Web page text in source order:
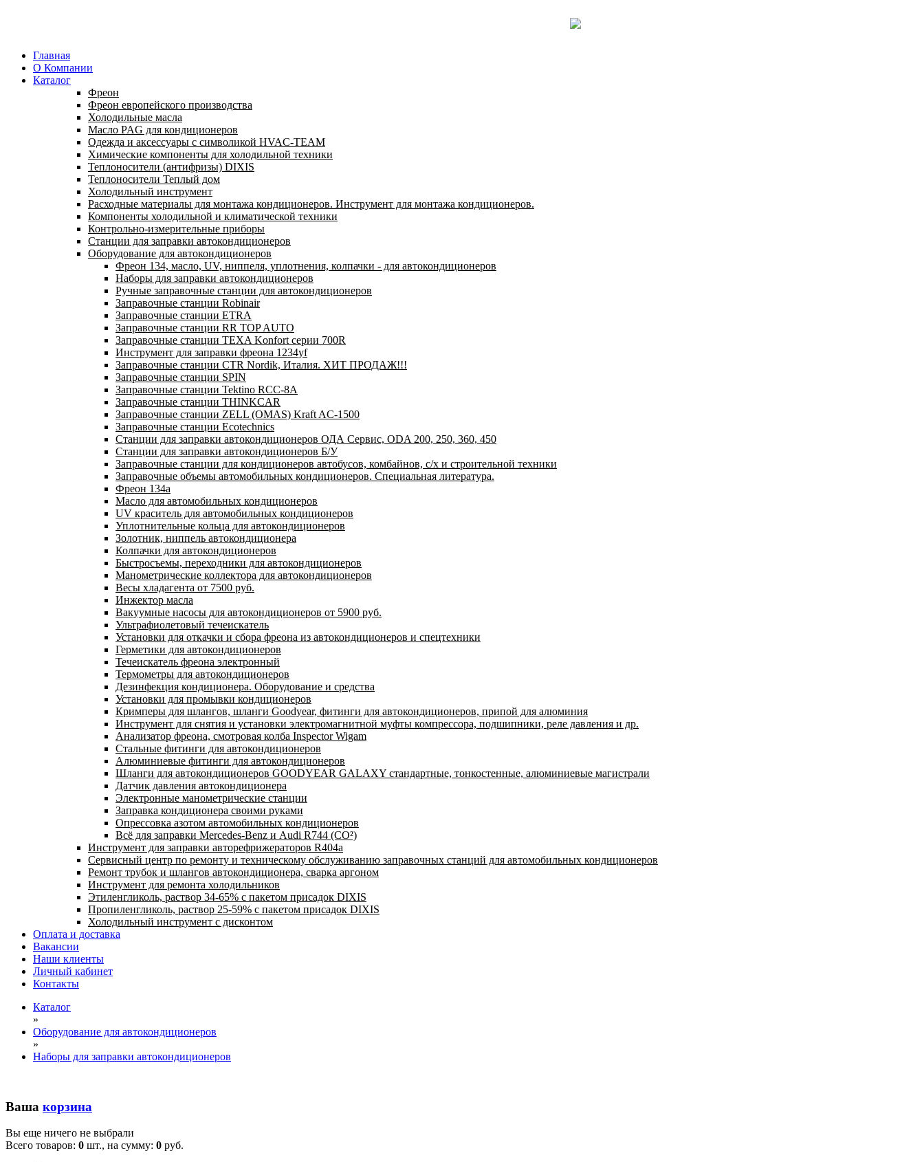
Главная
О Компании
Каталог
Фреон
Фреон европейского производства
Холодильные масла
Масло PAG для кондиционеров
Одежда и аксессуары с символикой HVAC-TEAM
Химические компоненты для холодильной техники
Теплоносители (антифризы) DIXIS
Теплоносители Теплый дом
Холодильный инструмент
Расходные материалы для монтажа кондиционеров. Инструмент для монтажа кондиционеров.
Компоненты холодильной и климатической техники
Контрольно-измерительные приборы
Станции для заправки автокондиционеров
Оборудование для автокондиционеров
Фреон 134, масло, UV, ниппеля, уплотнения, колпачки - для автокондиционеров
Наборы для заправки автокондиционеров
Ручные заправочные станции для автокондиционеров
Заправочные станции Robinair
Заправочные станции ETRA
Заправочные станции RR TOP AUTO
Заправочные станции TEXA Konfort серии 700R
Инструмент для заправки фреона 1234yf
Заправочные станции CTR Nordik, Италия. ХИТ ПРОДАЖ!!!
Заправочные станции SPIN
Заправочные станции Tektino RCC-8A
Заправочные станции THINKCAR
Заправочные станции ZELL (OMAS) Kraft AC-1500
Заправочные станции Ecotechnics
Станции для заправки автокондиционеров ОДА Сервис, ODA 200, 250, 360, 450
Станции для заправки автокондиционеров Б/У
Заправочные станции для кондиционеров автобусов, комбайнов, с/х и строительной техники
Заправочные объемы автомобильных кондиционеров. Специальная литература.
Фреон 134a
Масло для автомобильных кондиционеров
UV краситель для автомобильных кондиционеров
Уплотнительные кольца для автокондиционеров
Золотник, ниппель автокондиционера
Колпачки для автокондиционеров
Быстросъемы, переходники для автокондиционеров
Манометрические коллектора для автокондиционеров
Весы хладагента от 7500 руб.
Инжектор масла
Вакуумные насосы для автокондиционеров от 5900 руб.
Ультрафиолетовый течеискатель
Установки для откачки и сбора фреона из автокондиционеров и спецтехники
Герметики для автокондиционеров
Течеискатель фреона электронный
Термометры для автокондиционеров
Дезинфекция кондиционера. Оборудование и средства
Установки для промывки кондиционеров
Кримперы для шлангов, шланги Goodyear, фитинги для автокондиционеров, припой для алюминия
Инструмент для снятия и установки электромагнитной муфты компрессора, подшипники, реле давления и др.
Анализатор фреона, смотровая колба Inspector Wigam
Стальные фитинги для автокондиционеров
Алюминиевые фитинги для автокондиционеров
Шланги для автокондиционеров GOODYEAR GALAXY стандартные, тонкостенные, алюминиевые магистрали
Датчик давления автокондиционера
Электронные манометрические станции
Заправка кондиционера своими руками
Опрессовка азотом автомобильных кондиционеров
Всё для заправки Mercedes-Benz и Audi R744 (CO²)
Инструмент для заправки авторефрижераторов R404a
Сервисный центр по ремонту и техническому обслуживанию заправочных станций для автомобильных кондиционеров
Ремонт трубок и шлангов автокондиционера, сварка аргоном
Инструмент для ремонта холодильников
Этиленгликоль, раствор 34-65% с пакетом присадок DIXIS
Пропиленгликоль, раствор 25-59% с пакетом присадок DIXIS
Холодильный инструмент с дисконтом
Оплата и доставка
Вакансии
Наши клиенты
Личный кабинет
Контакты
Каталог
»
Оборудование для автокондиционеров
»
Наборы для заправки автокондиционеров
Ваша корзина
Вы еще ничего не выбрали
Всего товаров: 0 шт., на сумму: 0 руб.